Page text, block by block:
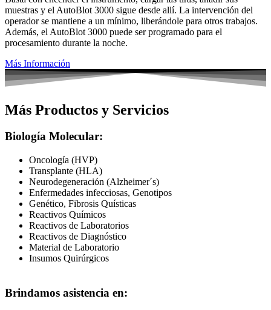
muestras y el AutoBlot 3000 sigue desde allí. La intervención del
operador se mantiene a un mínimo, liberándole para otros trabajos.
Además, el AutoBlot 3000 puede ser programado para el
procesamiento durante la noche.
Más Información
Más Productos y Servicios
Biología Molecular:
Oncología (HVP)
Transplante (HLA)
Neurodegeneración (Alzheimer´s)
Enfermedades infecciosas, Genotipos
Genético, Fibrosis Quísticas
Reactivos Químicos
Reactivos de Laboratorios
Reactivos de Diagnóstico
Material de Laboratorio
Insumos Quirúrgicos
Brindamos asistencia en: